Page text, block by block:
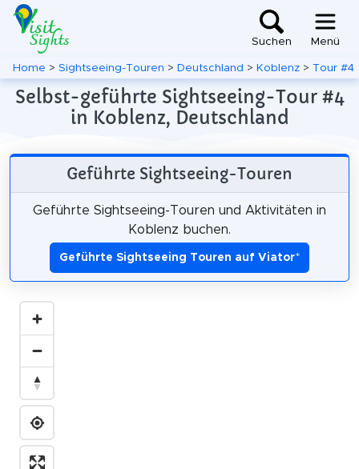
Suchen Menü
Home > Sightseeing-Touren > Deutschland > Koblenz > Tour #4
Selbst-geführte Sightseeing-Tour #4
in Koblenz, Deutschland
Geführte Sightseeing-Touren
Geführte Sightseeing-Touren und Aktivitäten in
Koblenz buchen.
Geführte Sightseeing Touren auf Viator*